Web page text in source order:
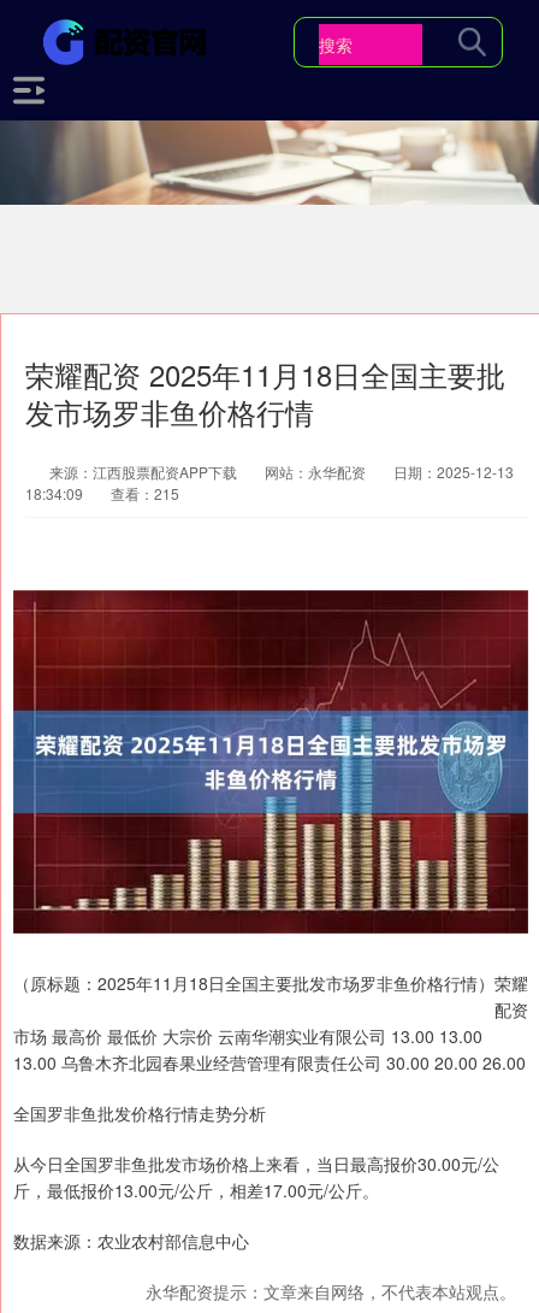
荣耀配资 2025年11月18日全国主要批
发市场罗非鱼价格行情
来源：江西股票配资APP下载 网站：永华配资
日期：2025-12-13
18:34:09
查看：215
（原标题：2025年11月18日全国主要批发市场罗非鱼价格行情）荣耀
配资
市场 最高价 最低价 大宗价 云南华潮实业有限公司 13.00 13.00
13.00 乌鲁木齐北园春果业经营管理有限责任公司 30.00 20.00 26.00
全国罗非鱼批发价格行情走势分析
从今日全国罗非鱼批发市场价格上来看，当日最高报价30.00元/公
斤，最低报价13.00元/公斤，相差17.00元/公斤。
数据来源：农业农村部信息中心
永华配资提示：文章来自网络，不代表本站观点。